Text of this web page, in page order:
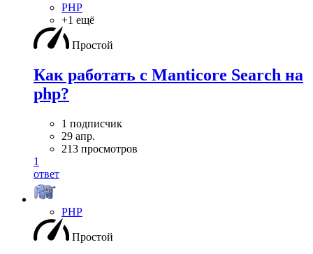
PHP
+1 ещё
Простой
Как работать с Manticore Search на
php?
1 подписчик
29 апр.
213 просмотров
1
ответ
PHP
Простой